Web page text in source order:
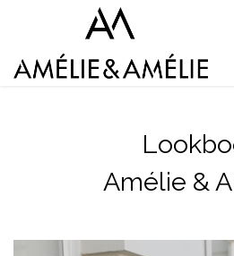
Se rendre au contenu
Amélie &